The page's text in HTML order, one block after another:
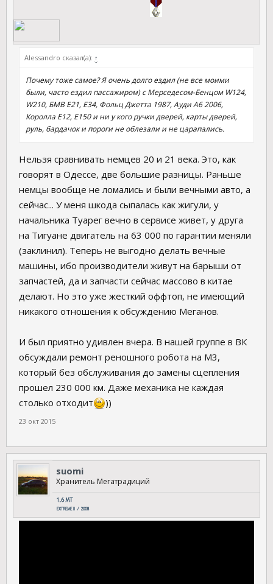
Alessandro сказал(а): ↑
Почему тоже самое? Я очень долго ездил (не все моими
были, часто ездил пассажиром) с Мерседесом-Бенцом W124,
W210, БМВ Е21, Е34, Фольц Джетта 1987, Ауди А6 2006,
Королла Е12, Е150 и ни у кого ручки дверей, карты дверей,
руль, бардачок и пороги не облезали и не царапались.
Нельзя сравнивать немцев 20 и 21 века. Это, как
говорят в Одессе, две большие разницы. Раньше
немцы вообще не ломались и были вечными авто, а
сейчас... У меня шкода сыпалась как жигули, у
начальника Туарег вечно в сервисе живет, у друга
на Тигуане двигатель на 63 000 по гарантии меняли
(заклинил). Теперь не выгодно делать вечные
машины, ибо производители живут на барыши от
запчастей, да и запчасти сейчас массово в китае
делают. Но это уже жесткий оффтоп, не имеющий
никакого отношения к обсуждению Меганов.
И был приятно удивлен вчера. В нашей группе в ВК
обсуждали ремонт реношного робота на М3,
который без обслуживания до замены сцепления
прошел 230 000 км. Даже механика не каждая
столько отходит
))
23 окт 2015
suomi
Хранитель Мегатрадиций